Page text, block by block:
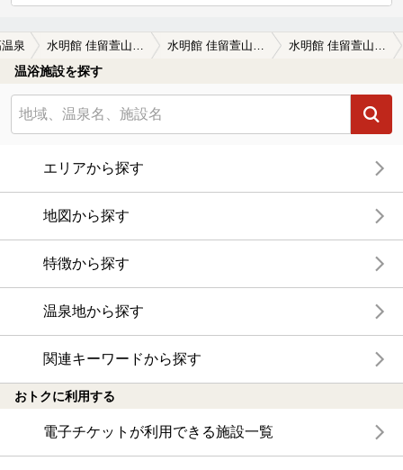
泉
温浴施設を探す
エリアから探す
地図から探す
特徴から探す
温泉地から探す
関連キーワードから探す
おトクに利用する
電子チケットが利用できる施設一覧